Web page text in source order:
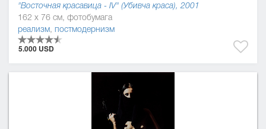
"Восточная красавица - IV" (Убивча краса), 2001
162 x 76 см, фотобумага
реализм, постмодернизм
5.000 USD